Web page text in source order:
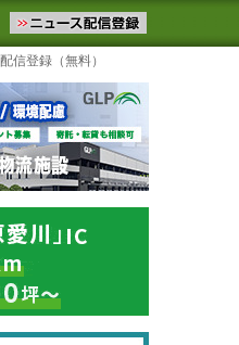
す。物流ニュースメール
よく見るテーマ
信登録（無料）